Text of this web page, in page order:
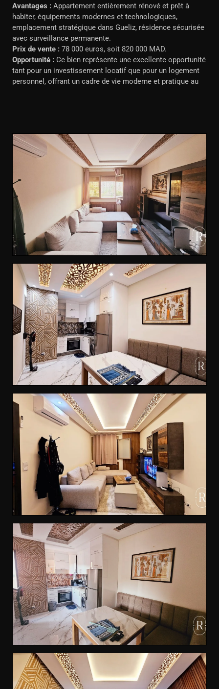
Avantages : Appartement entièrement rénové et prêt à
habiter, équipements modernes et technologiques,
emplacement stratégique dans Gueliz, résidence sécurisée
avec surveillance permanente.
Prix de vente : 78 000 euros, soit 820 000 MAD.
Opportunité : Ce bien représente une excellente opportunité
tant pour un investissement locatif que pour un logement
personnel, offrant un cadre de vie moderne et pratique au